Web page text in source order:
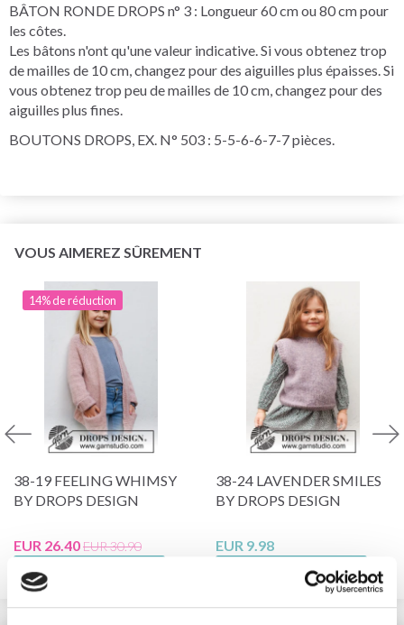
BÂTON RONDE DROPS n° 3 : Longueur 60 cm ou 80 cm pour
les côtes.
Les bâtons n'ont qu'une valeur indicative. Si vous obtenez trop
de mailles de 10 cm, changez pour des aiguilles plus épaisses. Si
vous obtenez trop peu de mailles de 10 cm, changez pour des
aiguilles plus fines.
BOUTONS DROPS, EX. N° 503 : 5-5-6-6-7-7 pièces.
VOUS AIMEREZ SÛREMENT
14% de réduction
38-19 FEELING WHIMSY
BY DROPS DESIGN
EUR 26.40EUR 30.90
Voir toutes les options
38-24 LAVENDER SMILES
BY DROPS DESIGN
EUR 9.98
Voir toutes les options